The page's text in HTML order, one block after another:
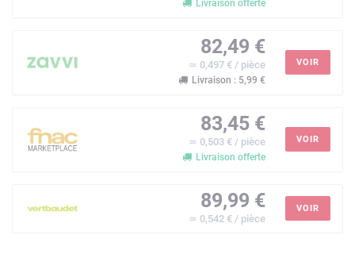
Livraison offerte
82,49 €
≃ 0,497 € / pièce
Livraison : 5,99 €
VOIR
83,45 €
≃ 0,503 € / pièce
Livraison offerte
VOIR
89,99 €
≃ 0,542 € / pièce
VOIR